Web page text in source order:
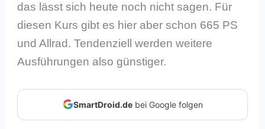
das lässt sich heute noch nicht sagen. Für
diesen Kurs gibt es hier aber schon 665 PS
und Allrad. Tendenziell werden weitere
Ausführungen also günstiger.
SmartDroid.debei Google folgen